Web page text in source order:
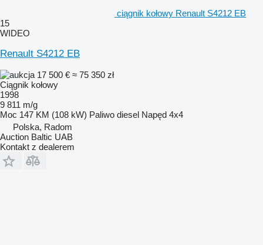
ciągnik kołowy Renault S4212 EB
15
WIDEO
Renault S4212 EB
17 500 € ≈ 75 350 zł
Ciągnik kołowy
1998
9 811 m/g
Moc 147 KM (108 kW) Paliwo diesel Napęd 4x4
Polska, Radom
Auction Baltic UAB
Kontakt z dealerem